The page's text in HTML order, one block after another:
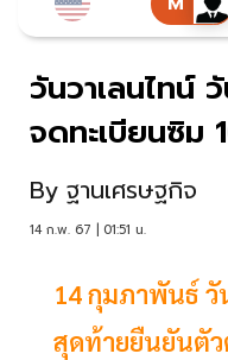
วันวาเลนไทน์
จดทะเบียนซิม
By ฐานเศรษฐกิจ
14 ก.พ. 67 | 01:51 น.
14 กุมภาพันธ์ วั
สุดท้ายยืนยันตั